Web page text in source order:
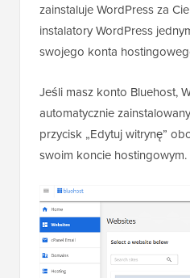
zainstaluje WordPress za
instalatory WordPress
swojego konta
Jeśli masz konto Bluehost,
automatycznie
przycisk „Edytuj witrynę”
swoim koncie hostingowym.